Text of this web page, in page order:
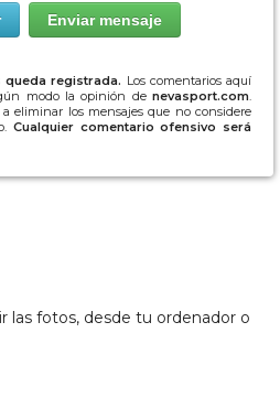
queda registrada. Los comentarios aquí
modo la opinión de nevasport.com.
eliminar los mensajes que no considere
Cualquier comentario ofensivo será
las fotos, desde tu ordenador o